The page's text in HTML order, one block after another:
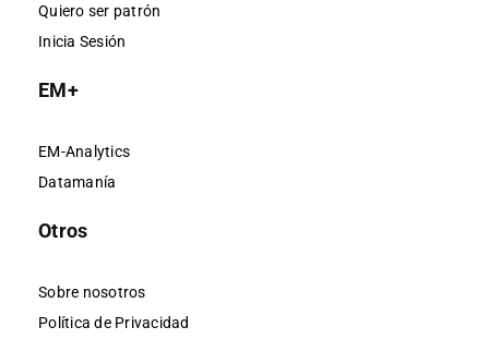
Quiero ser patrón
Inicia Sesión
EM+
EM-Analytics
Datamanía
Otros
Sobre nosotros
Política de Privacidad